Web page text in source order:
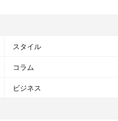
スタイル
コラム
ビジネス